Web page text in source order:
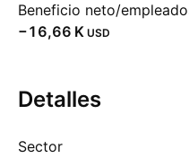
Beneficio neto/
‪−16,66 K‬ USD
Detalles
Sector